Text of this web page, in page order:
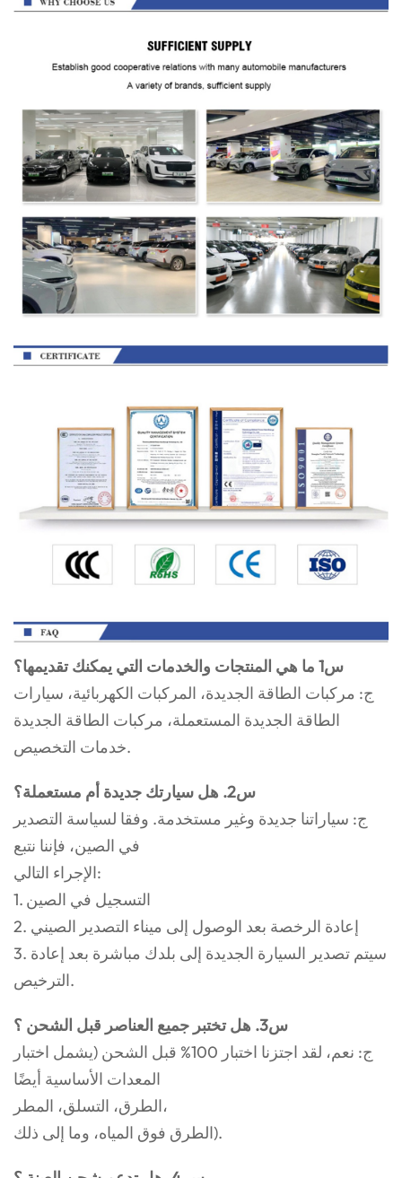
س1 ما هي المنتجات والخدمات التي يمكنك تقديمها؟
ج: مركبات الطاقة الجديدة، المركبات الكهربائية، سيارات
الطاقة الجديدة المستعملة، مركبات الطاقة الجديدة
خدمات التخصيص.
س2. هل سيارتك جديدة أم مستعملة؟
ج: سياراتنا جديدة وغير مستخدمة. وفقا لسياسة التصدير
في الصين، فإننا نتبع
الإجراء التالي:
1. التسجيل في الصين
2. إعادة الرخصة بعد الوصول إلى ميناء التصدير الصيني
3. سيتم تصدير السيارة الجديدة إلى بلدك مباشرة بعد إعادة
الترخيص.
س3. هل تختبر جميع العناصر قبل الشحن ؟
ج: نعم، لقد اجتزنا اختبار 100% قبل الشحن (يشمل اختبار
المعدات الأساسية أيضًا
الطرق، التسلق، المطر،
الطرق فوق المياه، وما إلى ذلك).